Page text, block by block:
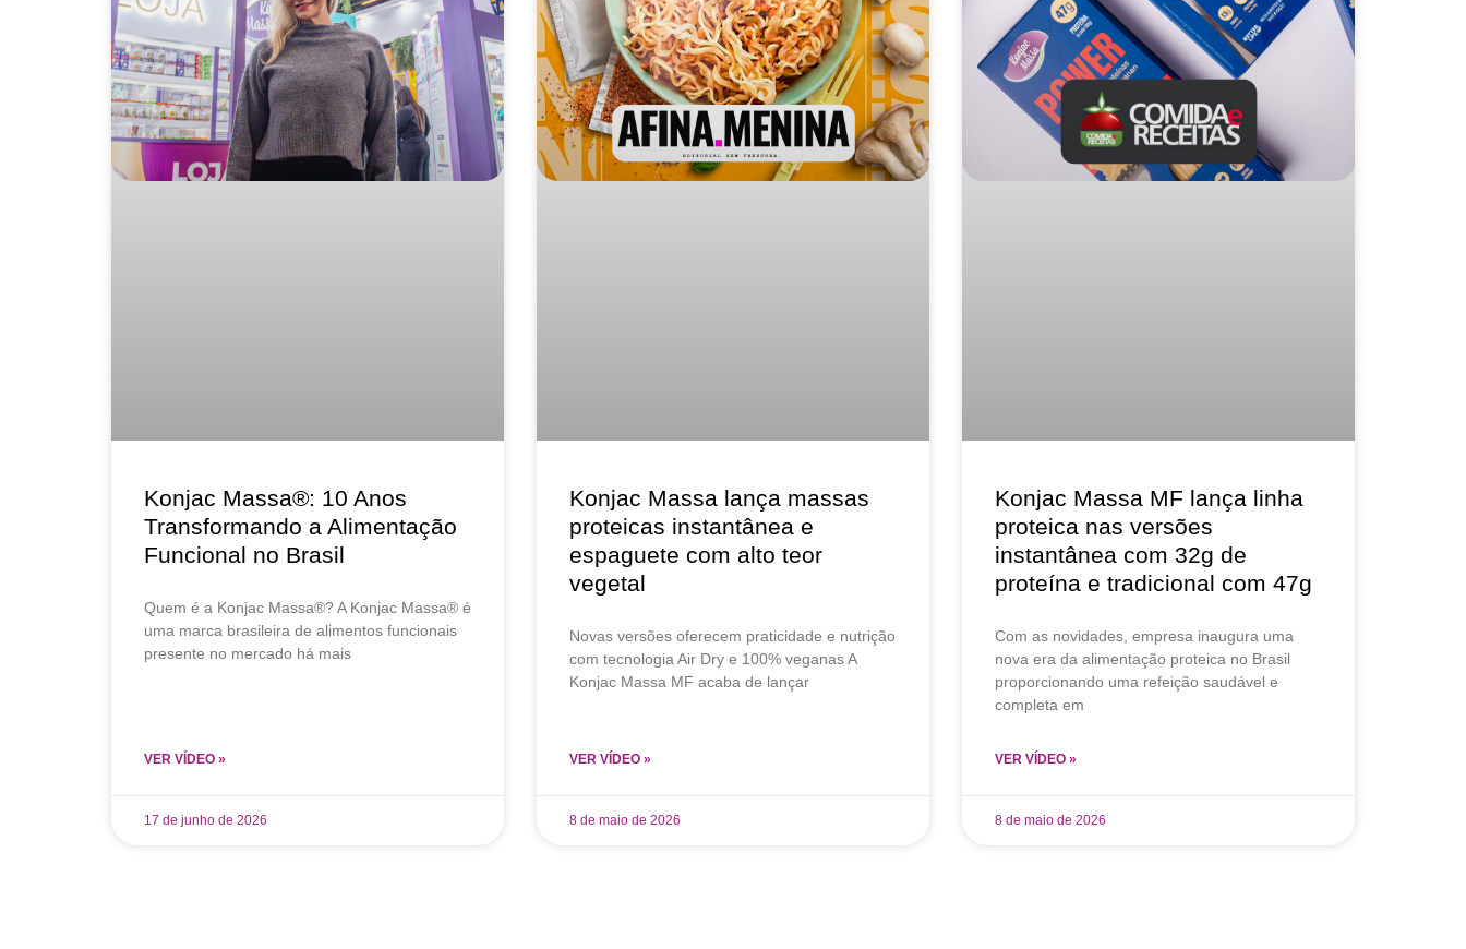
Konjac Massa®: 10 Anos
Transformando a Alimentação
Funcional no Brasil
Quem é a Konjac Massa®? A Konjac Massa® é
uma marca brasileira de alimentos funcionais
presente no mercado há mais
VER VÍDEO »
17 de junho de 2026
Konjac Massa lança massas
proteicas instantânea e
espaguete com alto teor
vegetal
Novas versões oferecem praticidade e nutrição
com tecnologia Air Dry e 100% veganas A
Konjac Massa MF acaba de lançar
VER VÍDEO »
8 de maio de 2026
Konjac Massa MF lança linha
proteica nas versões
instantânea com 32g de
proteína e tradicional com 47g
Com as novidades, empresa inaugura uma
nova era da alimentação proteica no Brasil
proporcionando uma refeição saudável e
completa em
VER VÍDEO »
8 de maio de 2026